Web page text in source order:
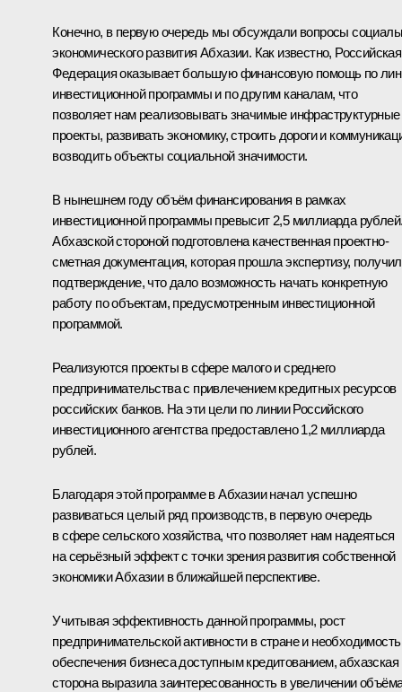
Конечно, в первую очередь мы обсуждали вопросы
экономического развития Абхазии. Как известно, Российская
Федерация оказывает большую финансовую помощь по
инвестиционной программы и по другим каналам, что
позволяет нам реализовывать значимые инфраструктурные
проекты, развивать экономику, строить дороги и
возводить объекты социальной значимости.
В нынешнем году объём финансирования в рамках
инвестиционной программы превысит 2,5 миллиарда
Абхазской стороной подготовлена качественная проектно-
сметная документация, которая прошла экспертизу,
подтверждение, что дало возможность начать конкретную
работу по объектам, предусмотренным инвестиционной
программой.
Реализуются проекты в сфере малого и среднего
предпринимательства с привлечением кредитных ресурсов
российских банков. На эти цели по линии Российского
инвестиционного агентства предоставлено 1,2 миллиарда
рублей.
Благодаря этой программе в Абхазии начал успешно
развиваться целый ряд производств, в первую очередь
в сфере сельского хозяйства, что позволяет нам надеяться
на серьёзный эффект с точки зрения развития собственной
экономики Абхазии в ближайшей перспективе.
Учитывая эффективность данной программы, рост
предпринимательской активности в стране и необходимость
обеспечения бизнеса доступным кредитованием, абхазская
сторона выразила заинтересованность в увеличении